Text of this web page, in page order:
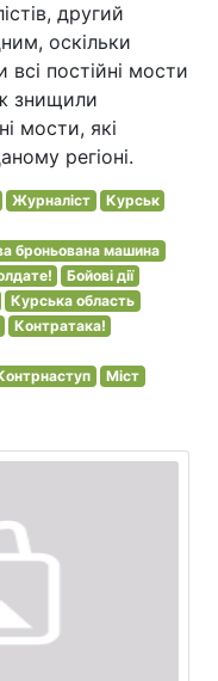
другий
оскільки
постійні мости
знищили
мости, які
регіоні.
Журналіст
Курськ
броньована машина
Бойові дії
Курська область
Контратака!
Міст